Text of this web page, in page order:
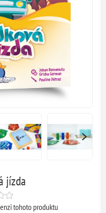
jízda
tohoto produktu